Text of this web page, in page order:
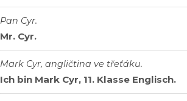
Pan Cyr.
Mr. Cyr.
Mark Cyr, angličtina ve třeťáku.
Ich bin Mark Cyr, 11. Klasse Englisch.